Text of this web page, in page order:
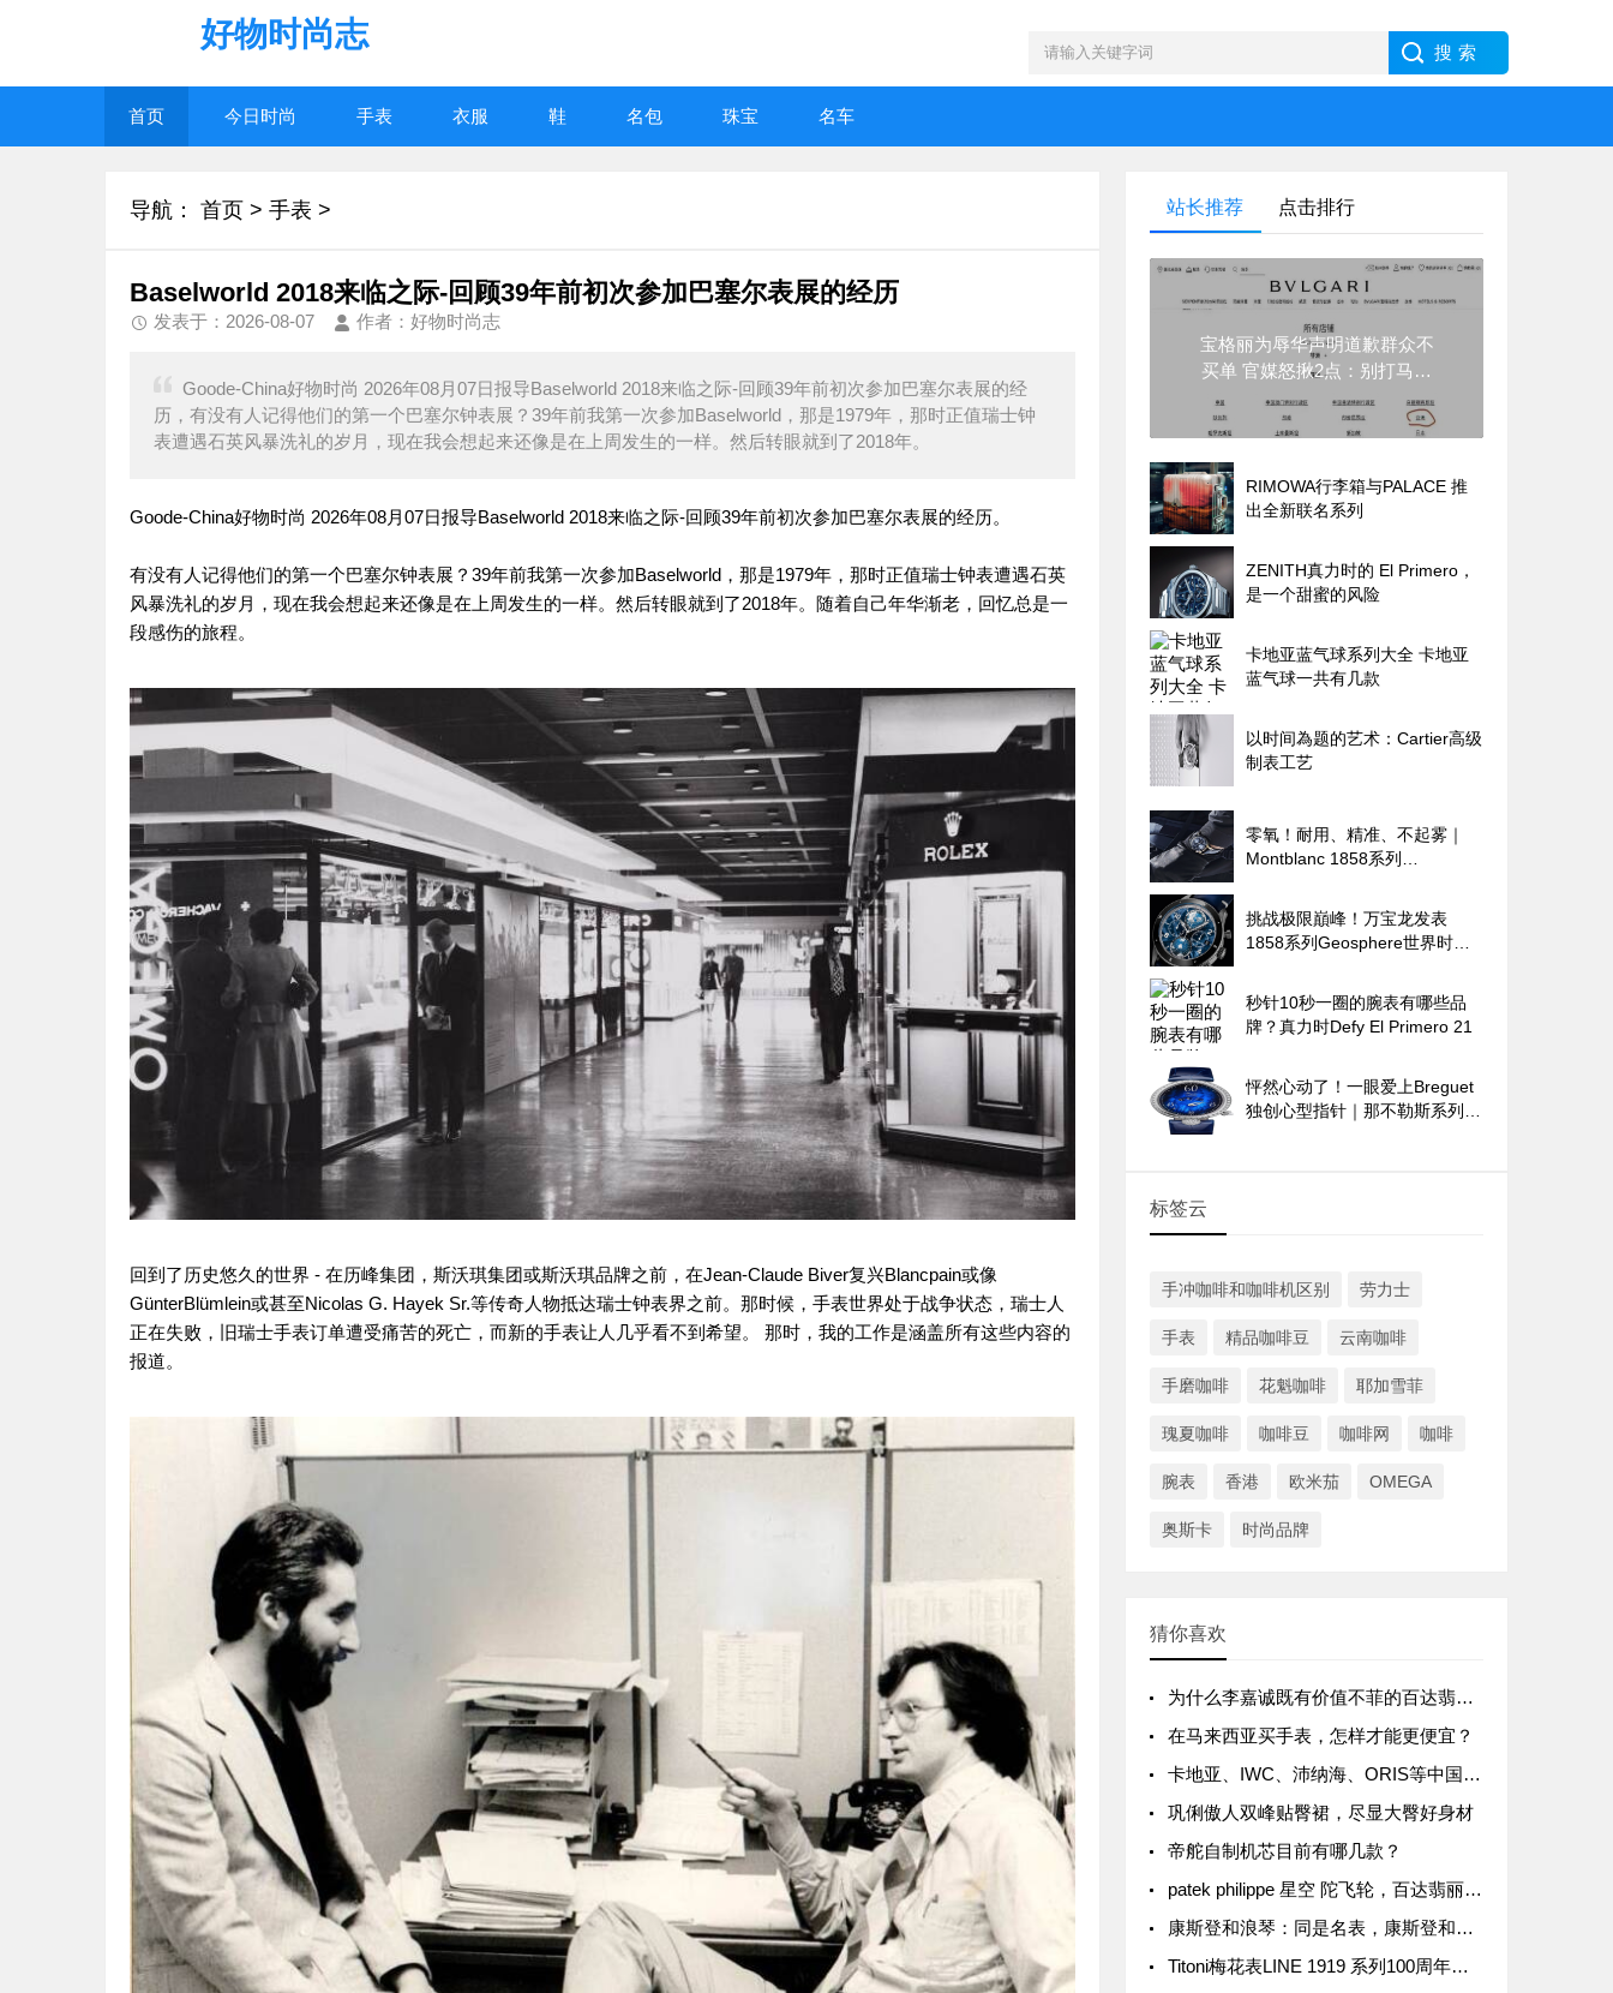
好物时尚志
首页 今日时尚 手表 衣服 鞋 名包 珠宝 名车
导航： 首页 > 手表 >
Baselworld 2018来临之际-回顾39年前初次参加巴塞尔表展的经历
发表于：2026-08-07 作者：好物时尚志
Goode-China好物时尚 2026年08月07日报导Baselworld 2018来临之际-回顾39年前初次参加巴塞尔表展的经
历，有没有人记得他们的第一个巴塞尔钟表展？39年前我第一次参加Baselworld，那是1979年，那时正值瑞士钟
表遭遇石英风暴洗礼的岁月，现在我会想起来还像是在上周发生的一样。然后转眼就到了2018年。
Goode-China好物时尚 2026年08月07日报导Baselworld 2018来临之际-回顾39年前初次参加巴塞尔表展的经历。
有没有人记得他们的第一个巴塞尔钟表展？39年前我第一次参加Baselworld，那是1979年，那时正值瑞士钟表遭遇石英
风暴洗礼的岁月，现在我会想起来还像是在上周发生的一样。然后转眼就到了2018年。随着自己年华渐老，回忆总是一
段感伤的旅程。
回到了历史悠久的世界 - 在历峰集团，斯沃琪集团或斯沃琪品牌之前，在Jean-Claude Biver复兴Blancpain或像
GünterBlümlein或甚至Nicolas G. Hayek Sr.等传奇人物抵达瑞士钟表界之前。那时候，手表世界处于战争状态，瑞士人
正在失败，旧瑞士手表订单遭受痛苦的死亡，而新的手表让人几乎看不到希望。 那时，我的工作是涵盖所有这些内容的
报道。
站长推荐 点击排行
宝格丽为辱华声明道歉群众不
买单 官媒怒揪2点：别打马虎
RIMOWA行李箱与PALACE 推
出全新联名系列
ZENITH真力时的 El Primero，
是一个甜蜜的风险
卡地亚蓝气球系列大全 卡地亚
蓝气球一共有几款
以时间為题的艺术：Cartier高级
制表工艺
零氧！耐用、精准、不起雾｜
Montblanc 1858系列
表的极限探险魂
挑战极限巔峰！万宝龙发表
1858系列Geosphere世界时间
秒针10秒一圈的腕表有哪些品
牌？真力时Defy El Primero 21
怦然心动了！一眼爱上Breguet
独创心型指针｜那不勒斯系列
标签云
手冲咖啡和咖啡机区别 劳力士
手表 精品咖啡豆 云南咖啡
手磨咖啡 花魁咖啡 耶加雪菲
瑰夏咖啡 咖啡豆 咖啡网 咖啡
腕表 香港 欧米茄 OMEGA
奥斯卡 时尚品牌
猜你喜欢
为什么李嘉诚既有价值不菲的百达翡丽，也戴几千块钱的电子表？
在马来西亚买手表，怎样才能更便宜？
卡地亚、IWC、沛纳海、ORIS等中国涨价，最高涨幅15%
巩俐傲人双峰贴臀裙，尽显大臀好身材
帝舵自制机芯目前有哪几款？
patek philippe 星空 陀飞轮，百达翡丽6002G天文陀飞轮
康斯登和浪琴：同是名表，康斯登和浪琴究竟有何区别？
Titoni梅花表LINE 1919 系列100周年纪念款价格介绍